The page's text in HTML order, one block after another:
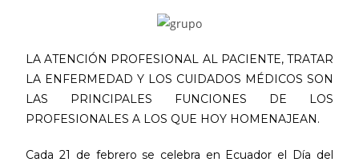
LA ATENCIÓN PROFESIONAL AL PACIENTE, TRATAR
LA ENFERMEDAD Y LOS CUIDADOS MÉDICOS SON
LAS PRINCIPALES FUNCIONES DE LOS
PROFESIONALES A LOS QUE HOY HOMENAJEAN.
Cada 21 de febrero se celebra en Ecuador el Día del